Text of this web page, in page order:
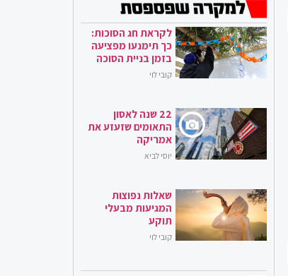
לקראת חג הסוכות:
כך תימנעו מפציעה
בזמן בניית הסוכה
קובי לוי
22 שנה לאסון
התאומים שזעזע את
אמריקה
יוסי לביא
שאלות נפוצות
המגיעות מבעלי
תוקע
קובי לוי